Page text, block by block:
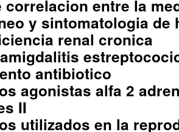
correlacion entre la
y sintomatologia de
renal cronica
antibiotico
agonistas alfa 2
II
utilizados en la